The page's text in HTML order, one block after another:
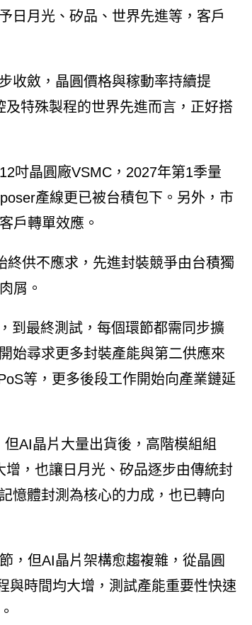
日月光、矽品、世界先進等，客戶
收斂，晶圓價格與稼動率持續提
特殊製程的世界先進而言，正好搭
吋晶圓廠VSMC，2027年第1季量
產線更已被台積包下。另外，市
戶轉單效應。
終供不應求，先進封裝競爭由台積獨
屑。
到最終測試，每個環節都需同步擴
始尋求更多封裝產能與第二供應來
等，更多後段工作開始向產業鏈延
AI晶片大量出貨後，高階模組組
，也讓日月光、矽品逐步由傳統封
憶體封測為核心的力成，也已轉向
，但AI晶片架構愈趨複雜，從晶圓
與時間均大增，測試產能重要性快速